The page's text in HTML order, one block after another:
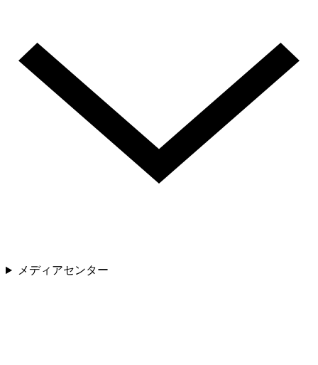
メディアセンター